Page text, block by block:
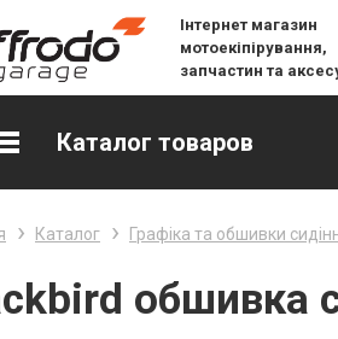
Інтернет магазин
мотоекіпірування,
запчастин та
Каталог товаров
Каталог Графіка та обшивки
обшивка